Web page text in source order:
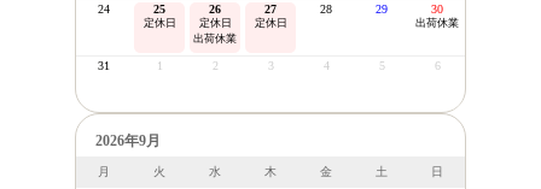
24 25
定休日
26
定休日
出荷休業
27
定休日
28 29 30
出荷休業
31 1 2 3 4 5 6
2026年9月
月 火 水 木 金 土
日